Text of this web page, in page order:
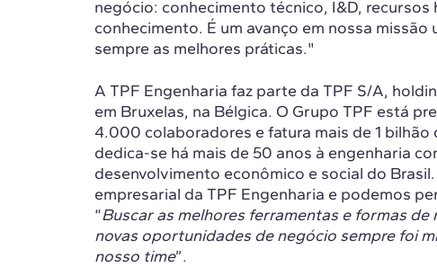
negócio: conhecimento técnico, I&D, recursos
conhecimento. É um avanço em nossa
sempre as melhores práticas."
A TPF Engenharia faz parte da TPF S/A,
em Bruxelas, na Bélgica. O Grupo TPF está
4.000 colaboradores e fatura mais de 1 bilhão
dedica-se há mais de 50 anos à engenharia
desenvolvimento econômico e social do
empresarial da TPF Engenharia e podemos
“Buscar as melhores ferramentas e formas
novas oportunidades de negócio sempre foi
nosso time”.